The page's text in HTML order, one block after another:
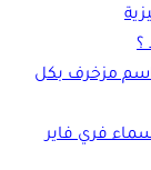
؟
اسم مزخرف بكل
فري فاير